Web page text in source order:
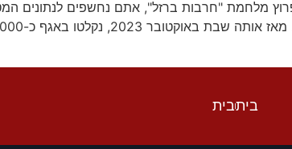
מלחמת "חרבות ברזל", אתם נחשפים לנתונים
ביתבית